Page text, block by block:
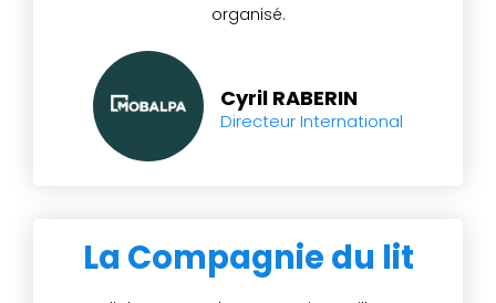
organisé.
Cyril RABERIN
Directeur International
La Compagnie du lit